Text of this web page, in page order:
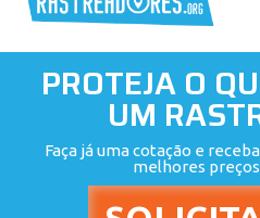
PROTEJA O
UM
Faça já uma cotação e
melhores